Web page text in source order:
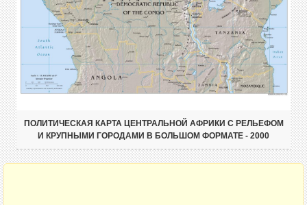
ПОЛИТИЧЕСКАЯ КАРТА ЦЕНТРАЛЬНОЙ АФРИКИ С РЕЛЬЕФОМ
И КРУПНЫМИ ГОРОДАМИ В БОЛЬШОМ ФОРМАТЕ - 2000